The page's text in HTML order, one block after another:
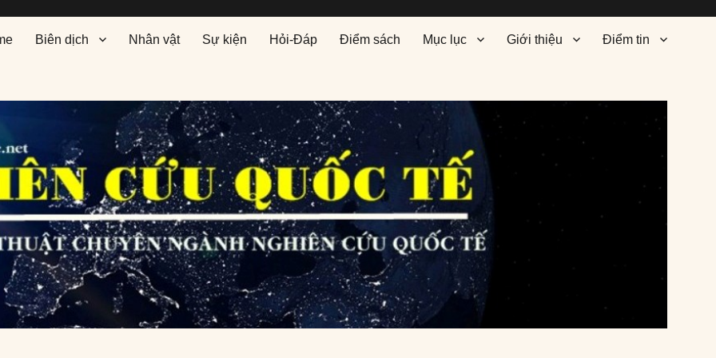
Biên dịch Nhân vật Sự kiện Hỏi-Đáp Điểm sách Mục lục Giới thiệu Điểm tin